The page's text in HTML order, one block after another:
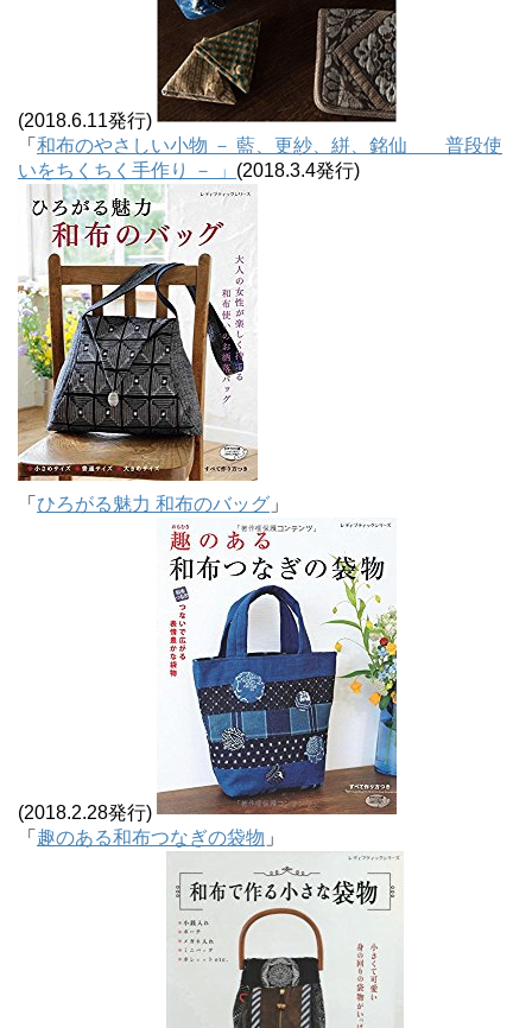
(2018.6.11発行)
「 和布のやさしい小物 － 藍、更紗、絣、銘仙 普段使
いをちくちく手作り － 」 (2018.3.4発行)
「 ひろがる魅力 和布のバッグ 」
(2018.2.28発行)
「 趣のある和布つなぎの袋物 」